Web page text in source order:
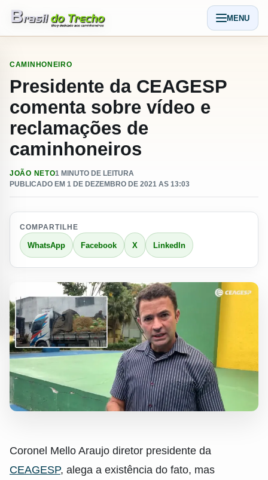
Abrir
MENU
CAMINHONEIRO
Presidente da CEAGESP
comenta sobre vídeo e
reclamações de
caminhoneiros
JOÃO NETO1 MINUTO DE LEITURA
PUBLICADO EM 1 DE DEZEMBRO DE 2021 AS 13:03
COMPARTILHE
WhatsApp Facebook X LinkedIn
Coronel Mello Araujo diretor presidente da
CEAGESP, alega a existência do fato, mas